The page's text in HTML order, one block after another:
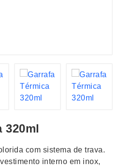
320ml
com sistema de trava.
interno em inox,